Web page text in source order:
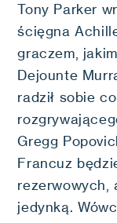
Tony Parker
ścięgna
graczem,
Dejounte
radził sobie
Gregg
Francuz
rezerwowych,
jedynką.